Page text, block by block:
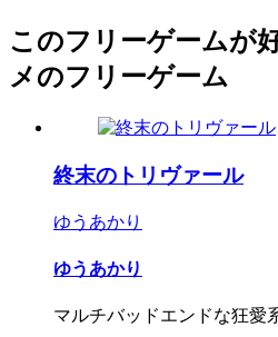
このフリーゲームが
メのフリーゲーム
終末のトリヴァール
ゆうあかり
ゆうあかり
マルチバッドエンドな狂愛